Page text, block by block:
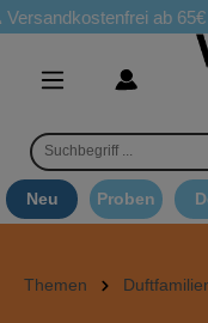
ab 65€☁
Neu Proben
Themen